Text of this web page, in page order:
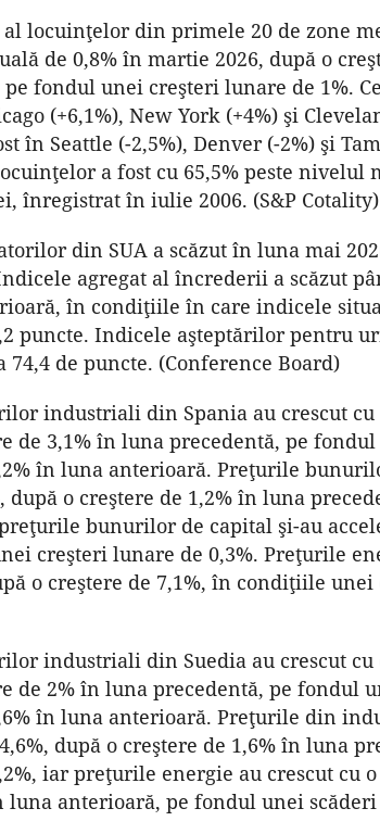
locuinţelor din primele 20 de zone
de 0,8% în martie 2026, după o
fondul unei creşteri lunare de 1%.
(+6,1%), New York (+4%) şi
în Seattle (-2,5%), Denver (-2%) şi
a fost cu 65,5% peste nivelul
înregistrat în iulie 2006. (S&P Cotality)
din SUA a scăzut în luna mai
agregat al încrederii a scăzut
în condiţiile în care indicele
puncte. Indicele aşteptărilor pentru
74,4 de puncte. (Conference Board)
industriali din Spania au crescut
de 3,1% în luna precedentă, pe
în luna anterioară. Preţurile
după o creştere de 1,2% în luna
bunurilor de capital şi-au
creşteri lunare de 0,3%. Preţurile
o creştere de 7,1%, în condiţiile
industriali din Suedia au crescut
de 2% în luna precedentă, pe fondul
în luna anterioară. Preţurile din
după o creştere de 1,6% în luna
iar preţurile energie au crescut cu
luna anterioară, pe fondul unei scăderi